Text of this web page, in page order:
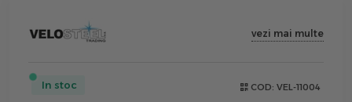
vezi mai multe
In stoc COD: VEL-11004